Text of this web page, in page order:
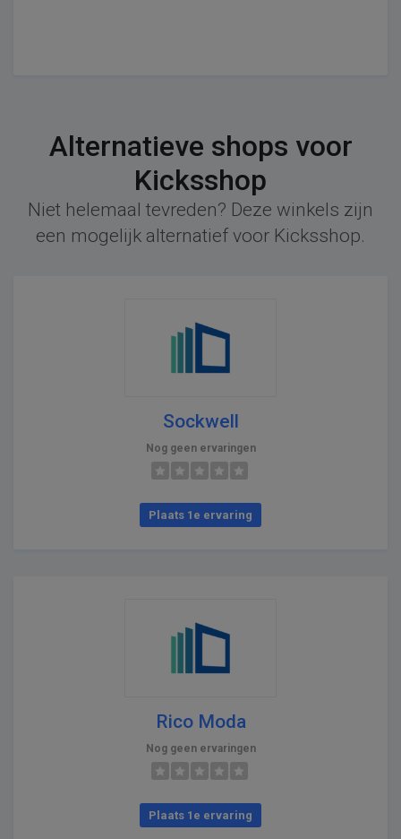
Alternatieve shops voor
Kicksshop
Niet helemaal tevreden? Deze winkels zijn
een mogelijk alternatief voor Kicksshop.
Sockwell
Nog geen ervaringen
Plaats 1e ervaring
Rico Moda
Nog geen ervaringen
Plaats 1e ervaring